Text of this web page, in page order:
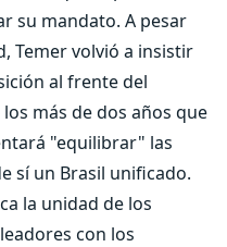
su mandato. A pesar
Temer volvió a insistir
al frente del
más de dos años que
"equilibrar" las
sí un Brasil unificado.
la unidad de los
con los